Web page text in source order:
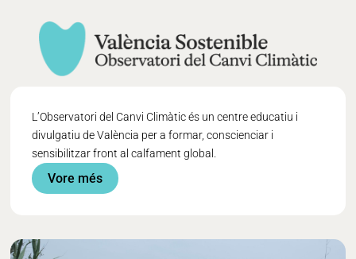
L’Observatori del Canvi Climàtic és un centre educatiu i
divulgatiu de València per a formar, conscienciar i
sensibilitzar front al calfament global.
Vore més